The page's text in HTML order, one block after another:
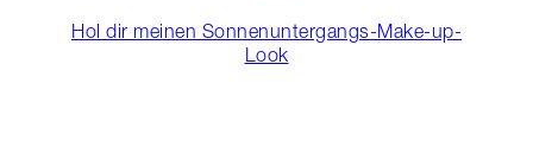
Hol dir meinen Sonnenuntergangs-Make-up-
Look